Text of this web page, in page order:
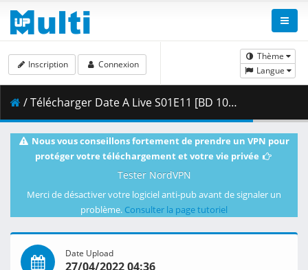
Thème
Langue
Inscription Connexion
/ Télécharger Date A Live S01E11 [BD 1080p HEVC 10bit FLAC] [Dual-Audio].mkv.003 ( 452.51 MB )
Nous vous conseillons fortement de prendre un VPN pour
protéger votre téléchargement et votre vie privée
Tester NordVPN
Merci de désactiver votre logiciel anti-pub avant de signaler un
problème. Consulter la page tutoriel
Date Upload
27/04/2022 04:36